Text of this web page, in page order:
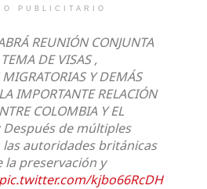
PUBLICITARIO
REUNIÓN CONJUNTA
DE VISAS ,
Y DEMÁS
IMPORTANTE RELACIÓN
COLOMBIA Y EL
Después de múltiples
autoridades británicas
la preservación y
pic.twitter.com/kjbo66RcDH